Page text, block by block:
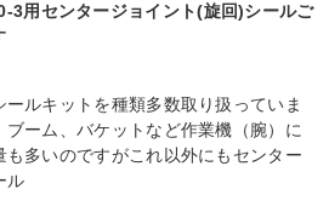
3用センタージョイント(旋回)シールご
ルキットを種類多数取り扱っていま
ーム、バケットなど作業機（腕）に
多いのですがこれ以外にもセンター
ル